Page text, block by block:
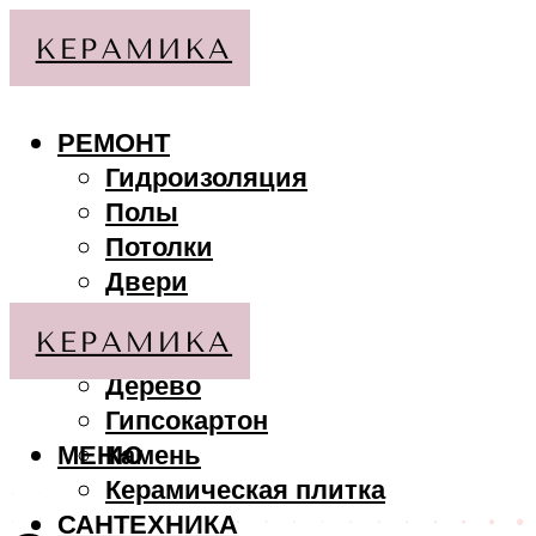
РЕМОНТ
Гидроизоляция
Полы
Потолки
Двери
МАТЕРИАЛЫ
Дерево
Гипсокартон
Камень
Керамическая плитка
САНТЕХНИКА
МЕНЮ